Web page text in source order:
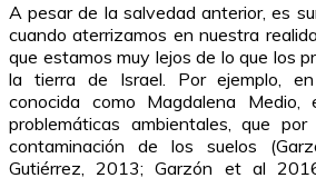
A pesar de la salvedad anterior, es
cuando aterrizamos en nuestra
que estamos muy lejos de lo que los
la tierra de Israel. Por ejemplo,
conocida como Magdalena Medio,
problemáticas ambientales, que
contaminación de los suelos
Gutiérrez, 2013; Garzón et al